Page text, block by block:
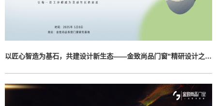
以匠心智造为基石，共建设计新生态——金致尚品门窗"精研设计之道"主题活动圆满举办